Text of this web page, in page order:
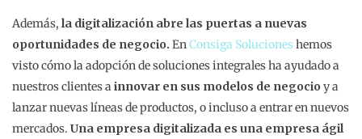
Además, la digitalización abre las puertas a nuevas
oportunidades de negocio. EnConsiga Soluciones hemos
visto cómo la adopción de soluciones integrales ha ayudado a
nuestros clientes a innovar en sus modelos de negocio y a
lanzar nuevas líneas de productos, o incluso a entrar en nuevos
mercados. Una empresa digitalizada es una empresa ágil